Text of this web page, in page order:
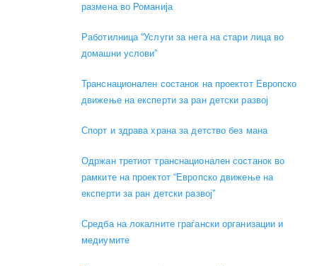
размена во Романија
Работилница “Услуги за нега на стари лица во
домашни услови”
Транснационален состанок на проектот Европско
движење на експерти за ран детски развој
Спорт и здрава храна за детство без мана
Одржан третиот транснационален состанок во
рамките на проектот “Европско движење на
експерти за ран детски развој”
Средба на локалните граѓански организации и
медиумите